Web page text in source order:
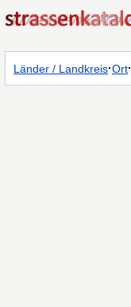
Länder / Landkreis·Ort·